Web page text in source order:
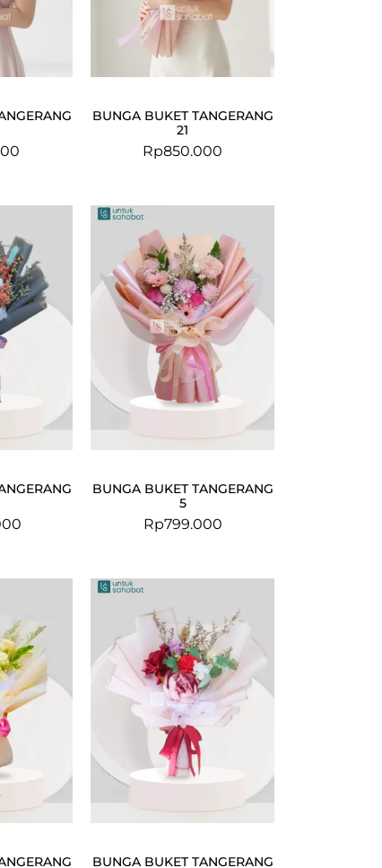
BUNGA BUKET TANGERANG
21
Rp850.000
BUNGA BUKET TANGERANG
5
Rp799.000
BUNGA BUKET TANGERANG